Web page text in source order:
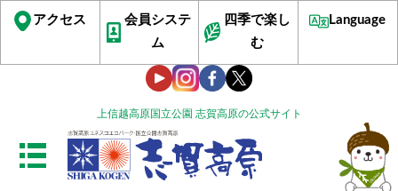
上信越高原国立公園 志賀高原の公式サイト
アクセス
会員システ
ム
四季で楽し
む
Language